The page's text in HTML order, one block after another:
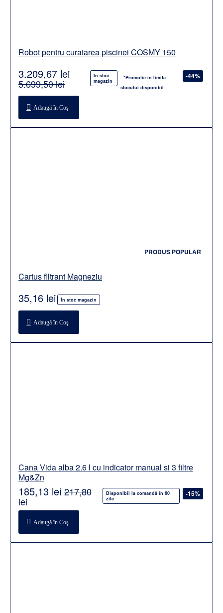
Robot pentru curatarea piscinei COSMY 150
În stoc
magazin
*Promotie in limita
stocului disponibil
-44%
3.209,67 lei
5.699,50 lei
Adaugă în Coş
PRODUS POPULAR
Cartus filtrant Magneziu
În stoc magazin
35,16 lei
Adaugă în Coş
Cana Vida alba 2.6 l cu indicator manual si 3 filtre
Mg&Zn
Disponibil la comandă în 60
zile
-15%
185,13 lei 217,80
lei
Adaugă în Coş